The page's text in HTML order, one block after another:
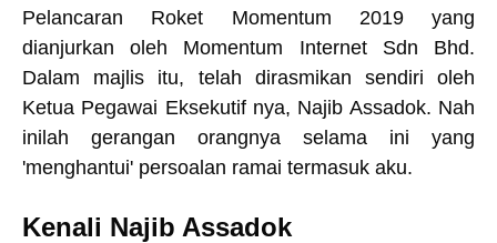
Pelancaran Roket Momentum 2019 yang
dianjurkan oleh Momentum Internet Sdn Bhd.
Dalam majlis itu, telah dirasmikan sendiri oleh
Ketua Pegawai Eksekutif nya, Najib Assadok. Nah
inilah gerangan orangnya selama ini yang
'menghantui' persoalan ramai termasuk aku.
Kenali Najib Assadok